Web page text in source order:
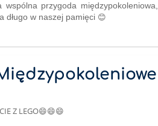
przygoda międzypokoleniowa,
długo w naszej pamięci 😊
Z LEGO😄😄😄